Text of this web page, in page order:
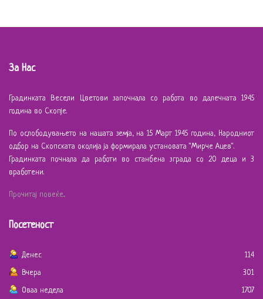
За Нас
Градинката Весели Цветови започнала со работа во далечната 1945
година во Скопје.
По ослободувањето на нашата земја, на 15 Март 1945 година, Народниот
одбор на Скопската околија ја формирала установата "Мирче Ацев".
Градинката почнала да работи во станбена зграда со 20 деца и 3
вработени.
Прочитај повеќе...
Посетеност
Денес
114
Вчера
301
Оваа недела
1707